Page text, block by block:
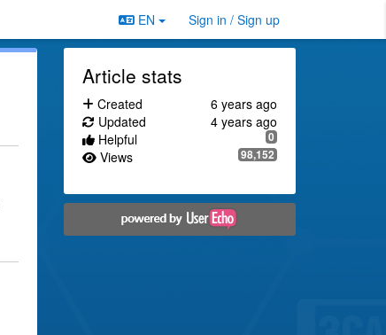
EN Sign in / Sign up
Article stats
6 years ago
Created
4 years ago
Updated
0
Helpful
98,152
Views